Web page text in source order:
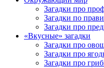
Загадки про
Загадки по
Загадки про
«Вкусные» загадки
Загадки про
Загадки про
Загадки про